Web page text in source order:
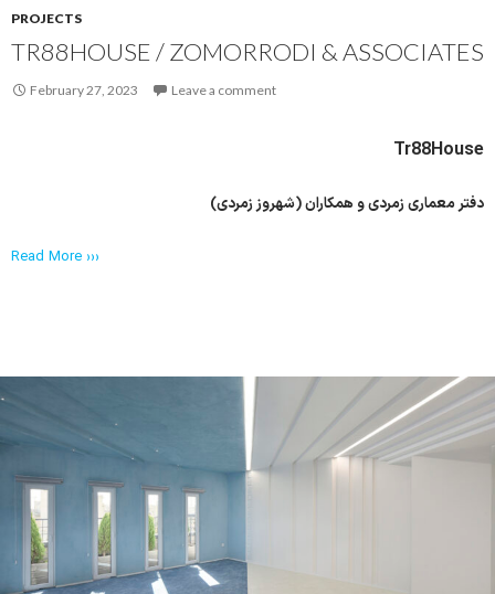
PROJECTS
TR88HOUSE / ZOMORRODI & ASSOCIATES
February 27, 2023 Leave a comment
Tr88House
دفتر معماری زمردی و همکاران (شهروز زمردی)
Read More ›››